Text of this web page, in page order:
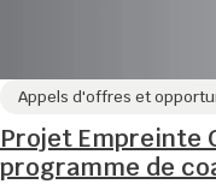
Appels d'offres et
Projet Empreinte
programme de